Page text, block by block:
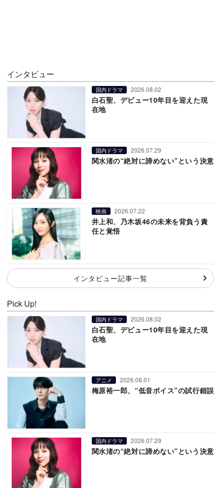
インタビュー
国内ドラマ 2026.08.02
白石聖、デビュー10年目を迎えた現
在地
国内ドラマ 2026.07.29
関水渚の“絶対に諦めない”という決意
映画 2026.07.22
井上和、乃木坂46の未来を背負う責
任と覚悟
インタビュー記事一覧
Pick Up!
国内ドラマ 2026.08.02
白石聖、デビュー10年目を迎えた現
在地
アニメ 2026.08.01
梅原裕一郎、“低音ボイス”の試行錯誤
国内ドラマ 2026.07.29
関水渚の“絶対に諦めない”という決意